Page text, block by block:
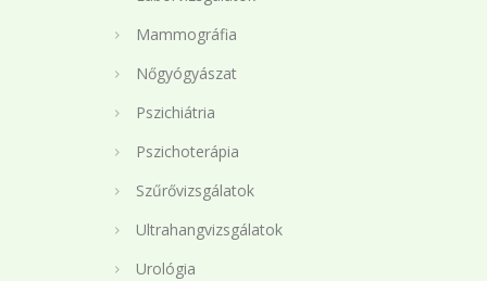
Mammográfia
Nőgyógyászat
Pszichiátria
Pszichoterápia
Szűrővizsgálatok
Ultrahangvizsgálatok
Urológia